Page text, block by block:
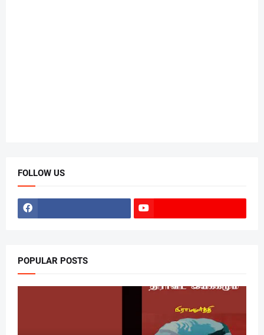
FOLLOW US
POPULAR POSTS